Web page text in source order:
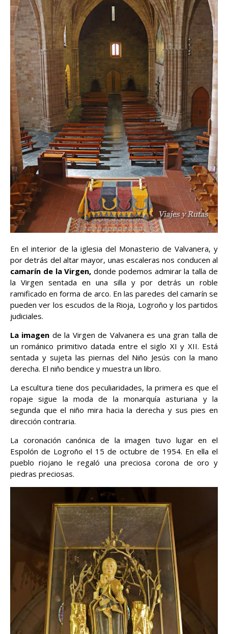
En el interior de la iglesia del Monasterio de Valvanera, y
por detrás del altar mayor, unas escaleras nos conducen al
camarín de la Virgen,donde podemos admirar la talla de
la Virgen sentada en una silla y por detrás un roble
ramificado en forma de arco. En las paredes del camarín se
pueden ver los escudos de la Rioja, Logroño y los partidos
judiciales.
La imagen de la Virgen de Valvanera es una gran talla de
un románico primitivo datada entre el siglo XI y XII. Está
sentada y sujeta las piernas del Niño Jesús con la mano
derecha. El niño bendice y muestra un libro.
La escultura tiene dos peculiaridades, la primera es que el
ropaje sigue la moda de la monarquía asturiana y la
segunda que el niño mira hacia la derecha y sus pies en
dirección contraria.
La coronación canónica de la imagen tuvo lugar en el
Espolón de Logroño el 15 de octubre de 1954. En ella el
pueblo riojano le regaló una preciosa corona de oro y
piedras preciosas.